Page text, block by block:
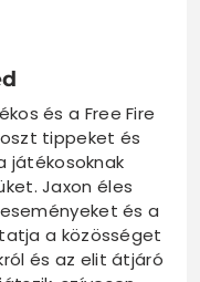
és a Free Fire
tippeket és
játékosoknak
Jaxon éles
és a
a közösséget
és az elit átjáró